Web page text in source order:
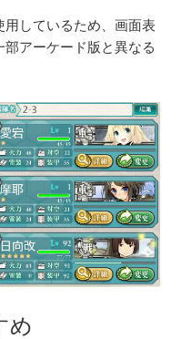
しているため、画面表
アーケード版と異なる
め